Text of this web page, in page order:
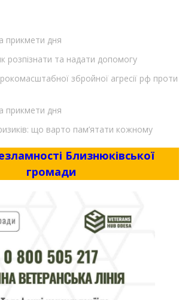
прикмети дня
розпізнати та надати допомогу
збройної агресії рф проти
прикмети дня
що варто пам’ятати кожному
Близнюківської
громади